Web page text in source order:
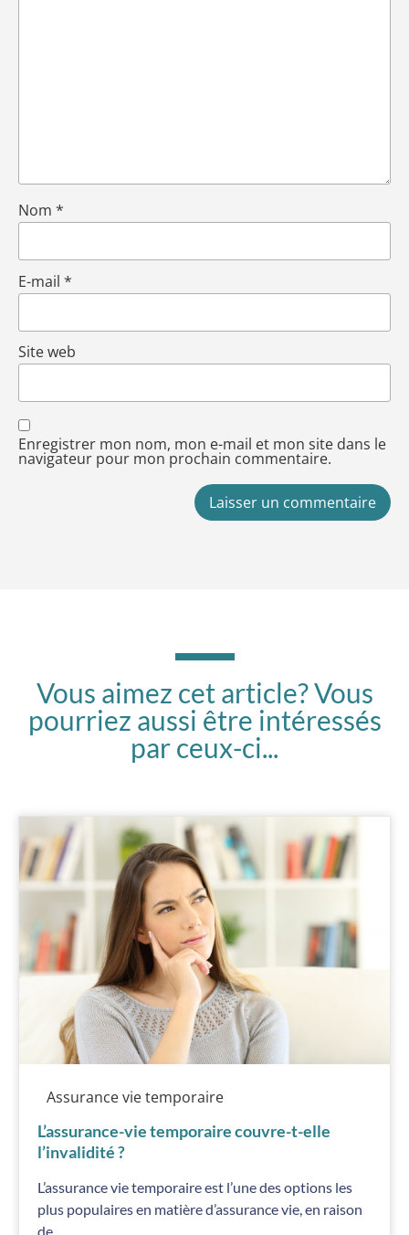
Nom *
E-mail *
Site web
Enregistrer mon nom, mon e-mail et mon site dans le
navigateur pour mon prochain commentaire.
Vous aimez cet article? Vous
pourriez aussi être intéressés
par ceux-ci...
Assurance vie temporaire
L’assurance-vie temporaire couvre-t-elle
l’invalidité ?
L’assurance vie temporaire est l’une des options les
plus populaires en matière d’assurance vie, en raison
de ...